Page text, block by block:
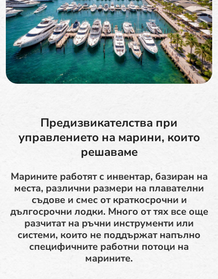
Предизвикателства при
управлението на марини, които
решаваме
Марините работят с инвентар, базиран на
места, различни размери на плавателни
съдове и смес от краткосрочни и
дългосрочни лодки. Много от тях все още
разчитат на ръчни инструменти или
системи, които не поддържат напълно
специфичните работни потоци на
марините.